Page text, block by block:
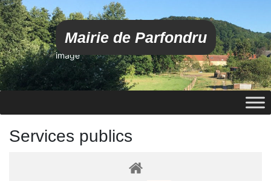
Mairie de Parfondru
image
Services publics